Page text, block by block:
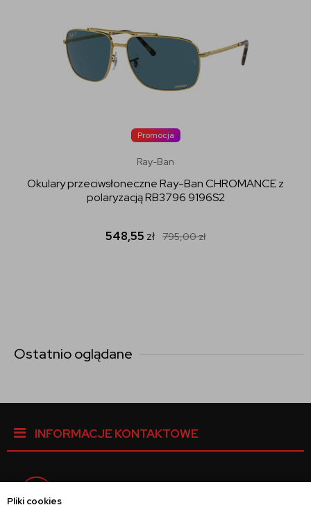
Pliki cookies
Promocja
Ray-Ban
Okulary przeciwsłoneczne Ray-Ban CHROMANCE z
polaryzacją RB3796 9196S2
548,55 zł 795,00zł
Ostatnio oglądane
INFORMACJE KONTAKTOWE